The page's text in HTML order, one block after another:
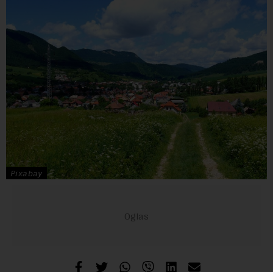
Pixabay